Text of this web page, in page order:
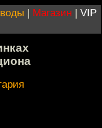
| Магазин | VIP